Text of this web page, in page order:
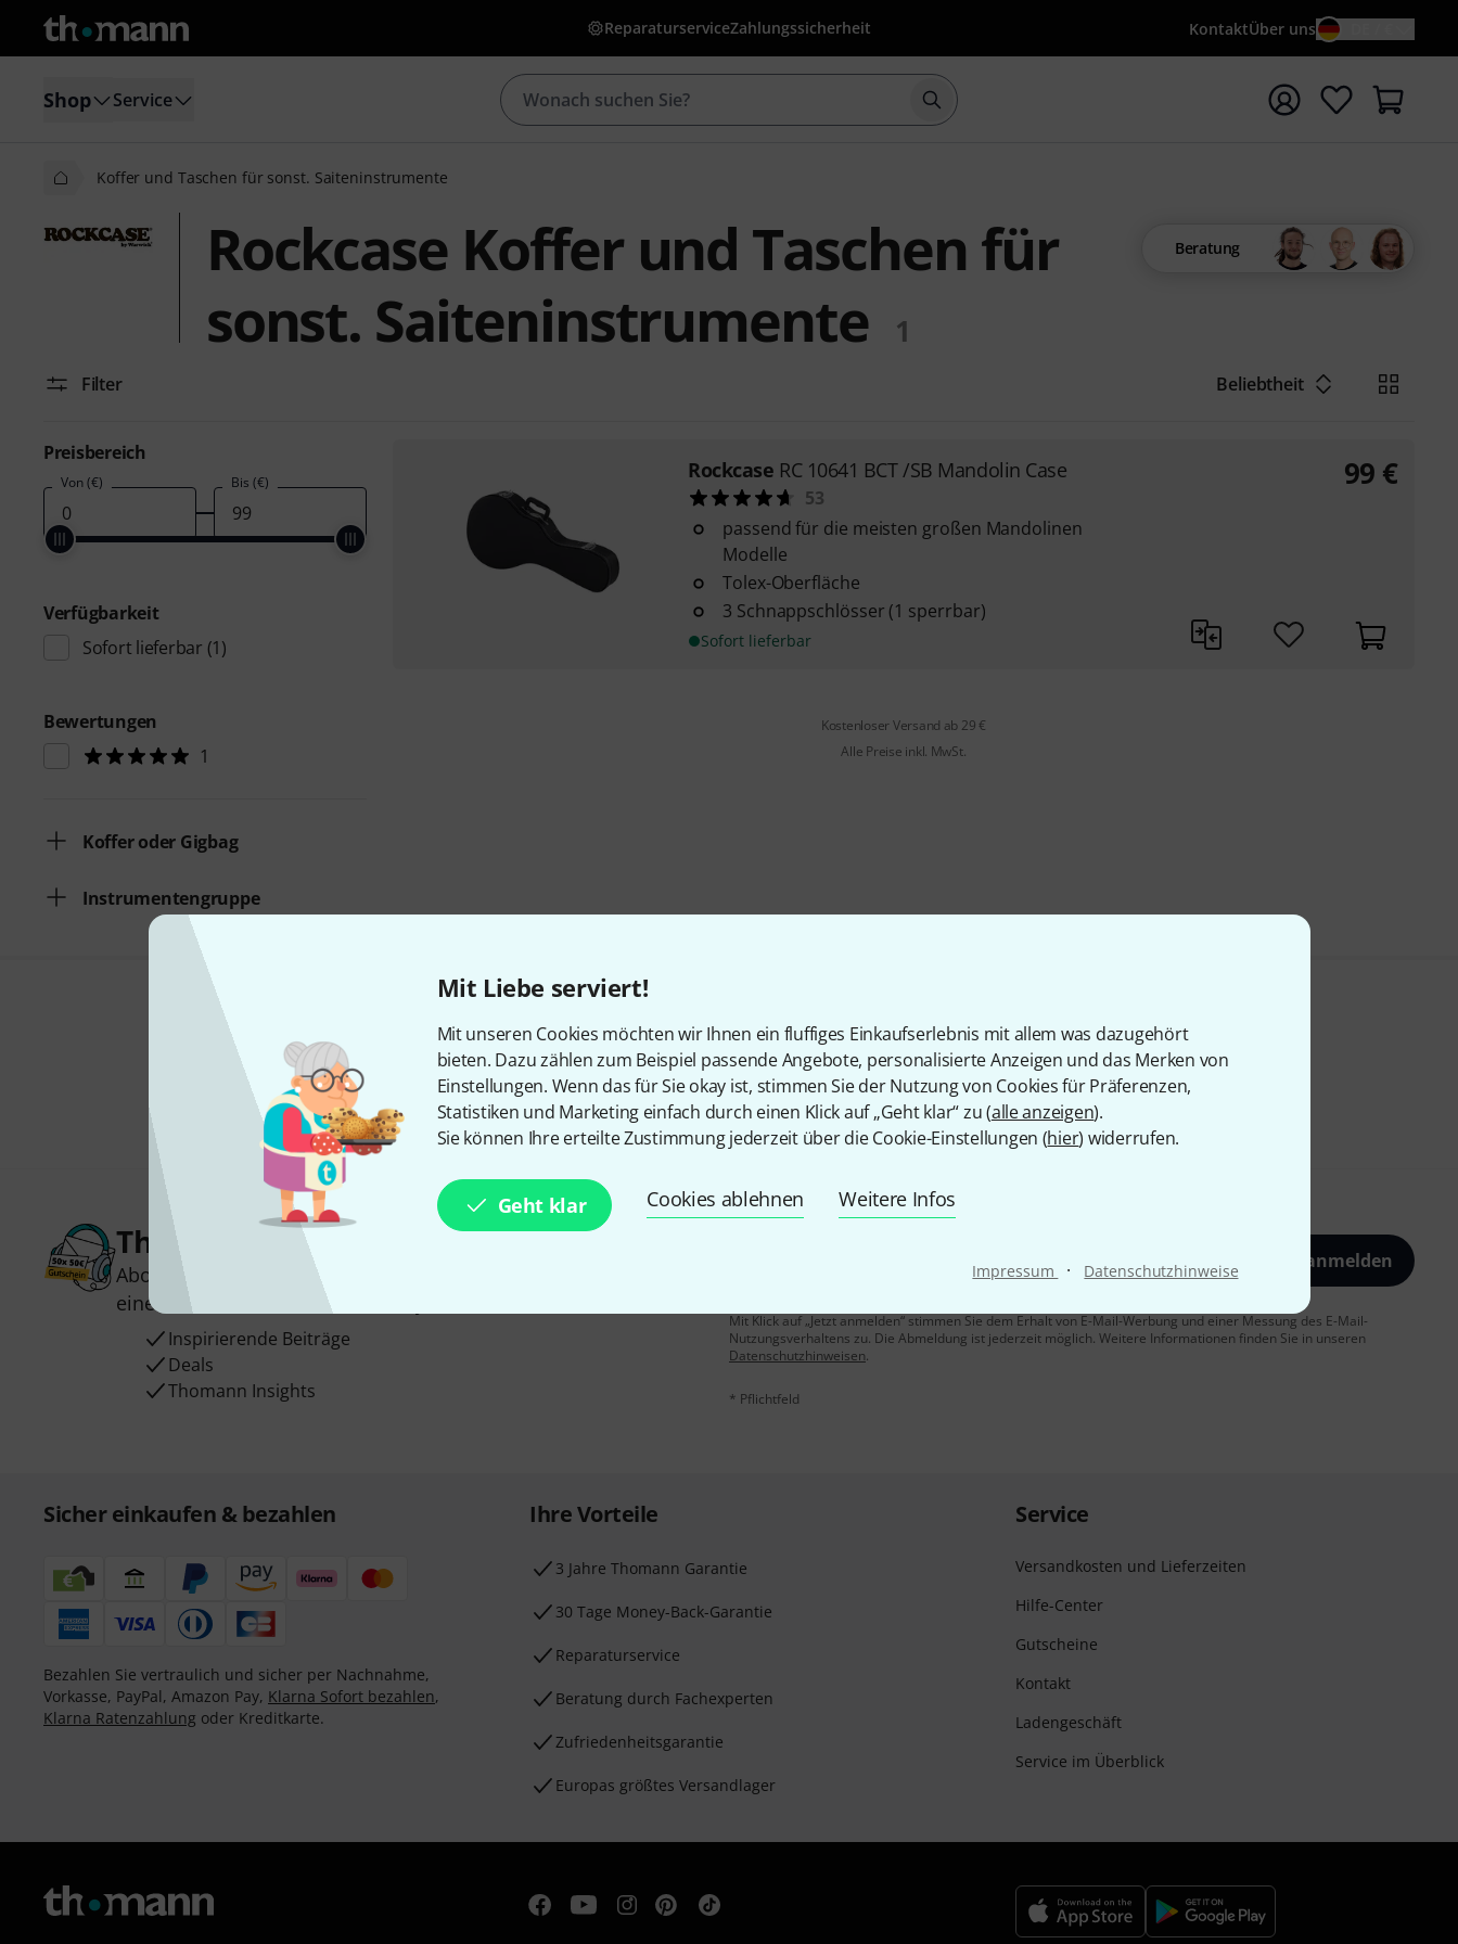
Mit Liebe serviert!
Mit unseren Cookies möchten wir Ihnen ein fluffiges Einkaufserlebnis mit allem was dazugehört
bieten. Dazu zählen zum Beispiel passende Angebote, personalisierte Anzeigen und das Merken von
Einstellungen. Wenn das für Sie okay ist, stimmen Sie der Nutzung von Cookies für Präferenzen,
Statistiken und Marketing einfach durch einen Klick auf „Geht klar“ zu (alle anzeigen).
Sie können Ihre erteilte Zustimmung jederzeit über die Cookie-Einstellungen (hier) widerrufen.
Geht klar Cookies ablehnen Weitere Infos
Impressum · Datenschutzhinweise
ReparaturserviceZahlungssicherheit KontaktÜber uns
Shop Service Suche mit Suchwort {searchTerm} starten
Koffer und Taschen für sonst. Saiteninstrumente
Rockcase Koffer und Taschen für
sonst. Saiteninstrumente
1
Beratung
Filter Beliebtheit
Preisbereich
Von (€) Bis (€)
Verfügbarkeit
Sofort lieferbar (1)
Bewertungen
1
Koffer oder Gigbag
Instrumentengruppe
Rockcase RC 10641 BCT /SB Mandolin Case
53
passend für die meisten großen Mandolinen
Modelle
Tolex-Oberfläche
3 Schnappschlösser (1 sperrbar)
Sofort lieferbar
99 €
Kostenloser Versand ab 29 €
Alle Preise inkl. MwSt.
Teilen Hilfe & Feedback
Thomann Newsletter
Abonniere den Thomann Newsletter und gewinne mit etwas Glück
einen von
50 Gutscheinen
Inspirierende Beiträge
Deals
Thomann Insights
Jetzt anmelden
Mit Klick auf „Jetzt anmelden“ stimmen Sie dem Erhalt von E-Mail-Werbung und einer Messung des E-Mail-
Nutzungsverhaltens zu. Die Abmeldung ist jederzeit möglich. Weitere Informationen finden Sie in unseren
Datenschutzhinweisen.
* Pflichtfeld
Sicher einkaufen & bezahlen
Bezahlen Sie vertraulich und sicher per Nachnahme,
Vorkasse, PayPal, Amazon Pay, Klarna Sofort bezahlen,
Klarna Ratenzahlung oder Kreditkarte.
Ihre Vorteile
3 Jahre Thomann Garantie
30 Tage Money-Back-Garantie
Reparaturservice
Beratung durch Fachexperten
Zufriedenheitsgarantie
Europas größtes Versandlager
Service
Versandkosten und Lieferzeiten
Hilfe-Center
Gutscheine
Kontakt
Ladengeschäft
Service im Überblick